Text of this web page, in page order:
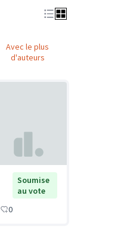
Avec le plus
d'auteurs
Soumise
au vote
0